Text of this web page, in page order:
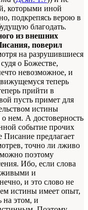
которыми иной
подкрепясь верою в
благодать.
из внешних
поверил
на разрушившиеся
о Божестве,
невозможное, и
теперь
прийти в
пусть примет для
истины
о нем. А достоверность
событие прочих
Писание предлагает
точно ли лживо
поэтому
Ибо, если слова
и
и это слово не
истины имеет опыт,
на этом, и